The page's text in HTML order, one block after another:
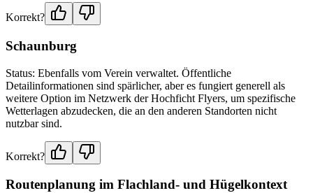
Korrekt?
Schaunburg
Status: Ebenfalls vom Verein verwaltet. Öffentliche
Detailinformationen sind spärlicher, aber es fungiert generell als
weitere Option im Netzwerk der Hochficht Flyers, um spezifische
Wetterlagen abzudecken, die an den anderen Standorten nicht
nutzbar sind.
Korrekt?
Routenplanung im Flachland- und Hügelkontext